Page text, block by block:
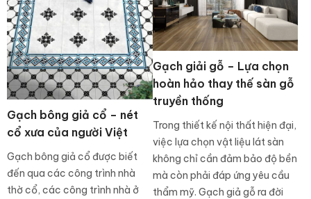
Gạch bông giả cổ – nét
cổ xưa của người Việt
Gạch bông giả cổ được biết
đến qua các công trình nhà
thờ cổ, các công trình nhà ở
Gạch giải gỗ – Lựa chọn
hoàn hảo thay thế sàn gỗ
truyền thống
Trong thiết kế nội thất hiện đại,
việc lựa chọn vật liệu lát sàn
không chỉ cần đảm bảo độ bền
mà còn phải đáp ứng yêu cầu
thẩm mỹ. Gạch giả gỗ ra đời